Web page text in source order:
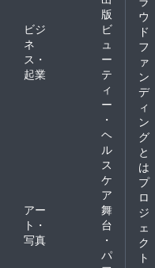
版
ビジ
ネ
ス・
起業
ビ
ュ
ー
テ
ィ
ー
・
ヘ
ル
ス
ケ
ア
アー
ト・
写真
舞
台
・
パ
ウ
ド
フ
ァ
ン
デ
ィ
ン
グ
と
は
プ
ロ
ジ
ェ
ク
ト